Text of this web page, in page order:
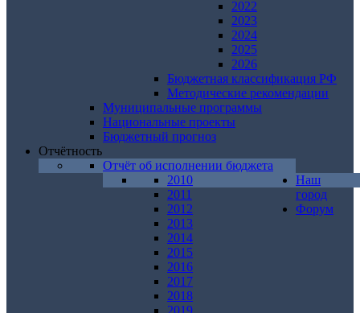
2022
2023
2024
2025
2026
Бюджетная классификация РФ
Методические рекомендации
Муниципальные программы
Национальные проекты
Бюджетный прогноз
Отчётность
Отчёт об исполнении бюджета
2010
2011
2012
2013
2014
2015
2016
2017
2018
2019
Наш
город
Форум